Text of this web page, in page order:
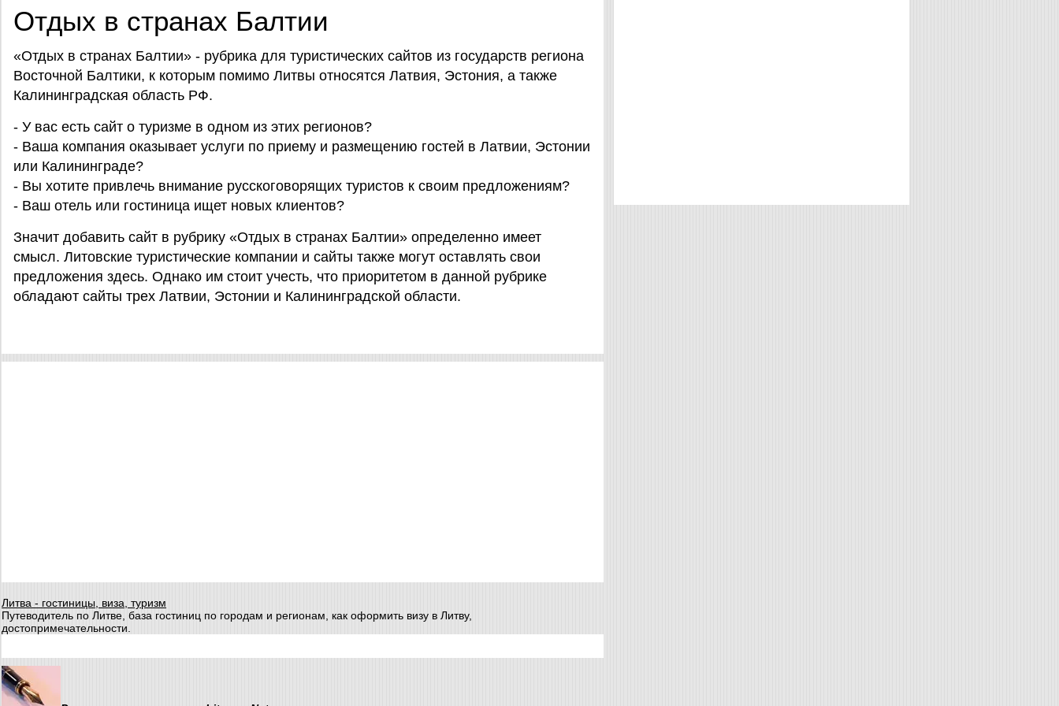
Отдых в странах Балтии
«Отдых в странах Балтии» - рубрика для туристических сайтов из государств региона
Восточной Балтики, к которым помимо Литвы относятся Латвия, Эстония, а также
Калининградская область РФ.
- У вас есть сайт о туризме в одном из этих регионов?
- Ваша компания оказывает услуги по приему и размещению гостей в Латвии, Эстонии
или Калининграде?
- Вы хотите привлечь внимание русскоговорящих туристов к своим предложениям?
- Ваш отель или гостиница ищет новых клиентов?
Значит добавить сайт в рубрику «Отдых в странах Балтии» определенно имеет
смысл. Литовские туристические компании и сайты также могут оставлять свои
предложения здесь. Однако им стоит учесть, что приоритетом в данной рубрике
обладают сайты трех Латвии, Эстонии и Калининградской области.
Литва - гостиницы, виза, туризм
Путеводитель по Литве, база гостиниц по городам и регионам, как оформить визу в Литву,
достопримечательности.